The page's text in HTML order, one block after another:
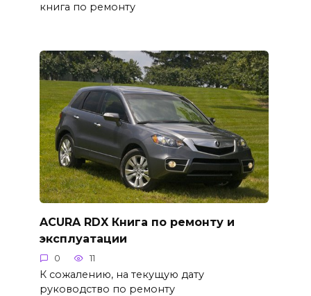
книга по ремонту
ACURA RDX Книга по ремонту и
эксплуатации
0 11
К сожалению, на текущую дату
руководство по ремонту